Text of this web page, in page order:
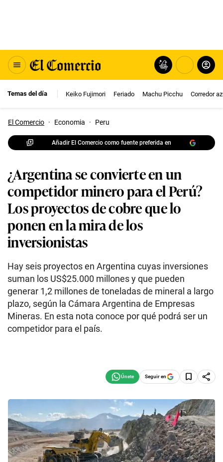
Temas del día Keiko Fujimori Feriado Machu Picchu Corredor
El Comercio · Economia · Peru
Añadir El Comercio como fuente preferida en
¿Argentina se convierte en un
competidor minero para el Perú?
Los proyectos de cobre que lo
ponen en la mira de los
inversionistas
Hay seis proyectos en Argentina cuyas inversiones
suman los US$25.000 millones y que pueden
generar 1,2 millones de toneladas de mineral a largo
plazo, según la Cámara Argentina de Empresas
Mineras. En esta nota conoce por qué podrá ser un
competidor para el país.
Seguir en